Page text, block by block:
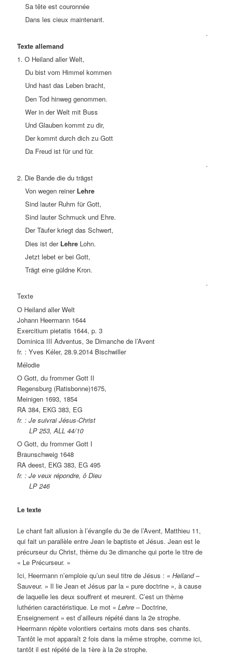
Sa tête est couronnée
Dans les cieux maintenant.
.
Texte allemand
1. O Heiland aller Welt,
Du bist vom Himmel kommen
Und hast das Leben bracht,
Den Tod hinweg genommen.
Wer in der Welt mit Buss
Und Glauben kommt zu dir,
Der kommt durch dich zu Gott
Da Freud ist für und für.
.
2. Die Bande die du trägst
Von wegen reiner Lehre
Sind lauter Ruhm für Gott,
Sind lauter Schmuck und Ehre.
Der Täufer kriegt das Schwert,
Dies ist der Lehre Lohn.
Jetzt lebet er bei Gott,
Trägt eine güldne Kron.
.
Texte
O Heiland aller Welt
Johann Heermann 1644
Exercitium pietatis 1644, p. 3
Dominica III Adventus, 3e Dimanche de l’Avent
fr. : Yves Kéler, 28.9.2014 Bischwiller
Mélodie
O Gott, du frommer Gott II
Regensburg (Ratisbonne)1675,
Meinigen 1693, 1854
RA 384, EKG 383, EG
fr. : Je suivrai Jésus-Christ
LP 253, ALL 44/10
O Gott, du frommer Gott I
Braunschweig 1648
RA deest, EKG 383, EG 495
fr. : Je veux répondre, ô Dieu
LP 246
Le texte
Le chant fait allusion à l’évangile du 3e de l’Avent, Matthieu 11,
qui fait un parallèle entre Jean le baptiste et Jésus. Jean est le
précurseur du Christ, thème du 3e dimanche qui porte le titre de
« Le Précurseur. »
Ici, Heermann n’emploie qu’un seul titre de Jésus : «Heiland–
Sauveur. » Il lie Jean et Jésus par la « pure doctrine », à cause
de laquelle les deux souffrent et meurent. C’est un thème
luthérien caractéristique. Le mot «Lehre – Doctrine,
Enseignement » est d’ailleurs répété dans la 2e strophe.
Heermann répète volontiers certains mots dans ses chants.
Tantôt le mot apparaît 2 fois dans la même strophe, comme ici,
tantôt il est répété de la 1ère à la 2e strophe.